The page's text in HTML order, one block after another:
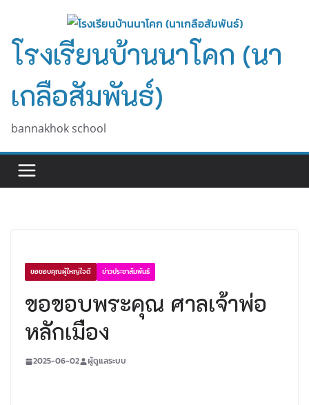
content
โรงเรียนบ้านนาโคก (นา
เกลือสัมพันธ์)
bannakhok school
ขอขอบคุณผู้ใหญ่ใจดี ข่าวประชาสัมพันธ์
ขอขอบพระคุณ ศาลเจ้าพ่อ
หลักเมือง
2025-06-02 ผู้ดูแลระบบ